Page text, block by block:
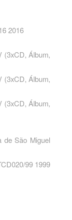
2016
‎(3xCD, Álbum,
‎(3xCD, Álbum,
‎(3xCD, Álbum,
de São Miguel
99 1999